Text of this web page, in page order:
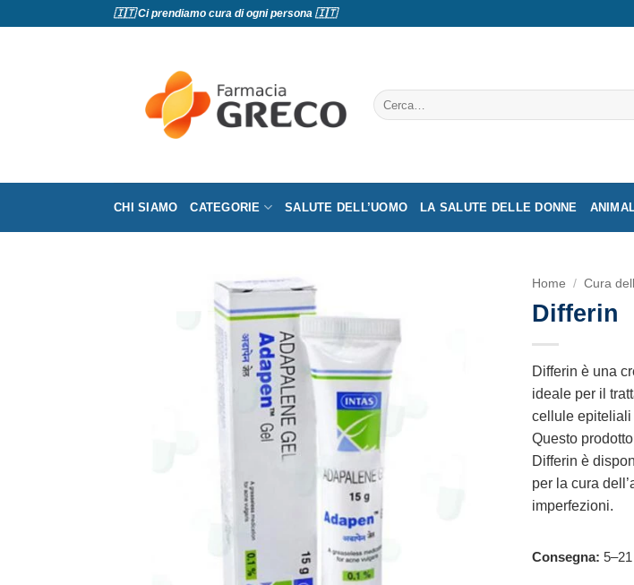
🇮🇹 Ci prendiamo cura di ogni persona 🇮🇹
Cerca:
CHI SIAMO CATEGORIE SALUTE DELL’UOMO LA SALUTE DELLE DONNE
Home / Cura
Differin
Differin è una
ideale per il
cellule epiteliali
Questo
Differin è
per la cura
imperfezioni.
Consegna: